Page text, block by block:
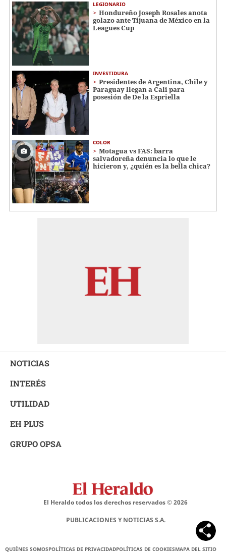
LEGIONARIO
Hondureño Joseph Rosales anota
golazo ante Tijuana de México en la
Leagues Cup
INVESTIDURA
Presidentes de Argentina, Chile y
Paraguay llegan a Cali para
posesión de De la Espriella
COLOR
Motagua vs FAS: barra
salvadoreña denuncia lo que le
hicieron y, ¿quién es la bella chica?
NOTICIAS
INTERÉS
UTILIDAD
EH PLUS
GRUPO OPSA
El Heraldo todos los derechos reservados ©2026
PUBLICACIONES Y NOTICIAS S.A.
QUIÉNES SOMOSPOLÍTICAS DE PRIVACIDADPOLÍTICAS DE COOKIESMAPA DEL SITIO